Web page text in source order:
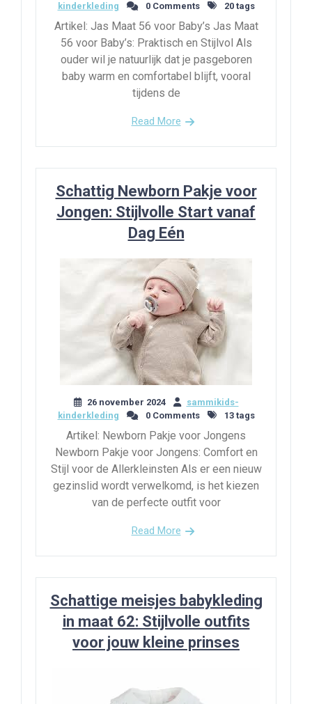
kinderkleding 0 Comments 20 tags
Artikel: Jas Maat 56 voor Baby’s Jas Maat
56 voor Baby’s: Praktisch en Stijlvol Als
ouder wil je natuurlijk dat je pasgeboren
baby warm en comfortabel blijft, vooral
tijdens de
Read More
Schattig Newborn Pakje voor
Jongen: Stijlvolle Start vanaf
Dag Eén
26 november 2024
sammikids-
kinderkleding
0 Comments 13 tags
Artikel: Newborn Pakje voor Jongens
Newborn Pakje voor Jongens: Comfort en
Stijl voor de Allerkleinsten Als er een nieuw
gezinslid wordt verwelkomd, is het kiezen
van de perfecte outfit voor
Read More
Schattige meisjes babykleding
in maat 62: Stijlvolle outfits
voor jouw kleine prinses